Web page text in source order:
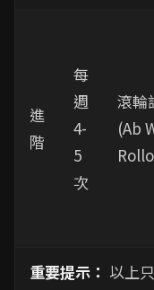
進
階
每
週
4-
5
次
滾輪
(Ab
重要提示： 以上